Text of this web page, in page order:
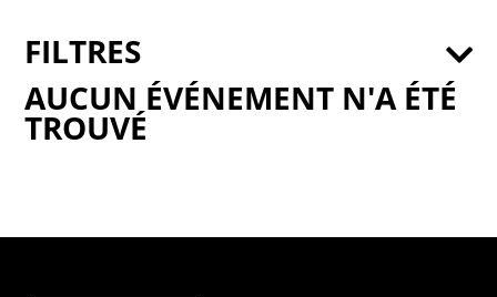
AUCUN ÉVÉNEMENT N'A ÉTÉ
TROUVÉ
FILTRES